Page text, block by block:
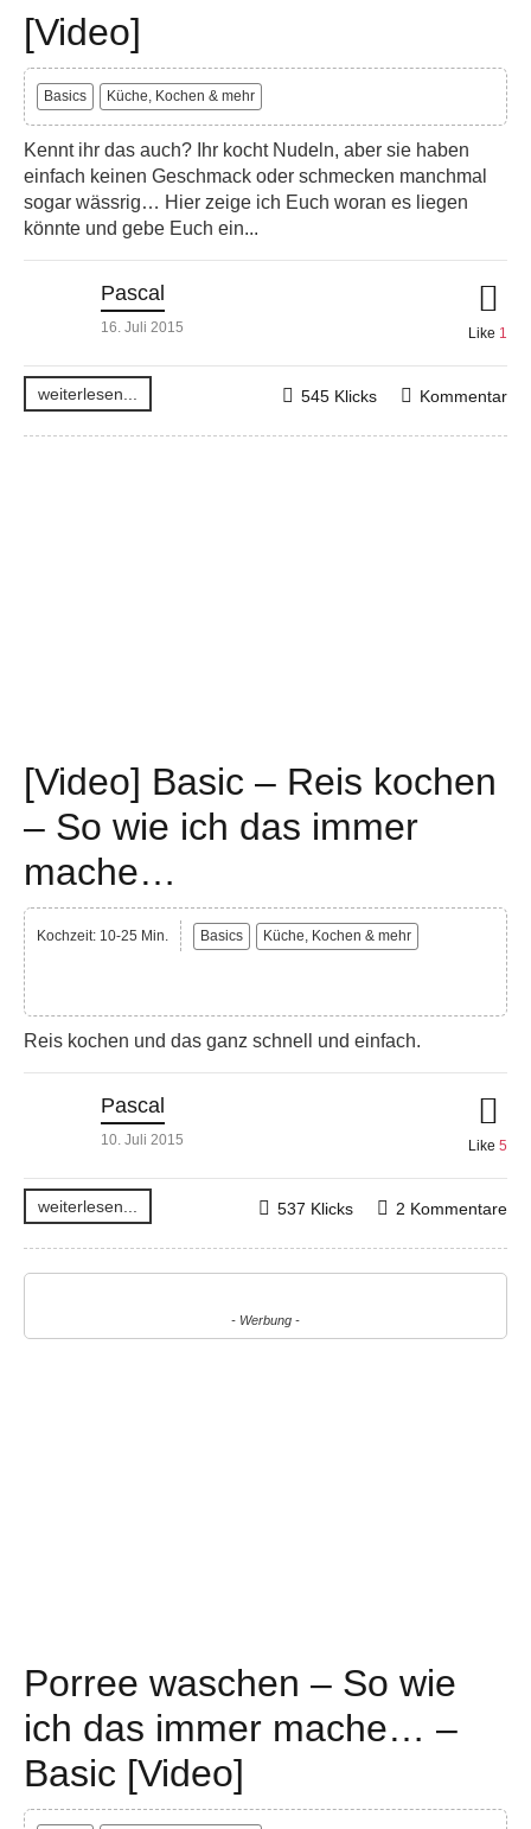
[Video]
Basics Küche, Kochen & mehr
Kennt ihr das auch? Ihr kocht Nudeln, aber sie haben
einfach keinen Geschmack oder schmecken manchmal
sogar wässrig… Hier zeige ich Euch woran es liegen
könnte und gebe Euch ein...
Pascal
16. Juli 2015 Like 1
weiterlesen... Kommentar
545 Klicks
[Video] Basic – Reis kochen
– So wie ich das immer
mache…
Kochzeit: 10-25 Min. Basics Küche, Kochen & mehr
Reis kochen und das ganz schnell und einfach.
Pascal
10. Juli 2015 Like 5
weiterlesen... 2 Kommentare
537 Klicks
- Werbung -
Porree waschen – So wie
ich das immer mache… –
Basic [Video]